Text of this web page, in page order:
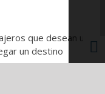
que desean una
un destino